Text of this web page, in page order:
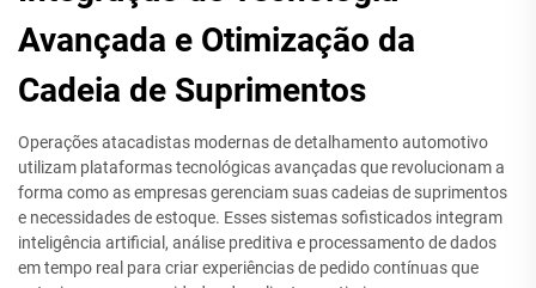
Avançada e Otimização da
Cadeia de Suprimentos
Operações atacadistas modernas de detalhamento automotivo
utilizam plataformas tecnológicas avançadas que revolucionam a
forma como as empresas gerenciam suas cadeias de suprimentos
e necessidades de estoque. Esses sistemas sofisticados integram
inteligência artificial, análise preditiva e processamento de dados
em tempo real para criar experiências de pedido contínuas que